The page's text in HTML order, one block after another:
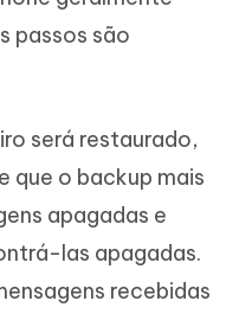
passos são
será restaurado,
que o backup mais
apagadas e
las apagadas.
recebidas